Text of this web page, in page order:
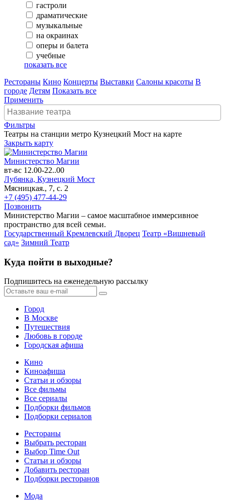
гастроли
драматические
музыкальные
на окраинах
оперы и балета
учебные
показать все
Рестораны Кино Концерты Выставки Салоны красоты В
городе Детям Показать все
Применить
Фильтры
Театры на станции метро Кузнецкий Мост на карте
Закрыть карту
Министерство Магии
вт-вс 12.00-22..00
Лубянка, Кузнецкий Мост
Мясницкая., 7, с. 2
+7 (495) 477-44-29
Позвонить
Министерство Магии – самое масштабное иммерсивное
пространство для всей семьи.
Государственный Кремлевский Дворец Театр «Вишневый
сад» Зимний Театр
Куда пойти в выходные?
Подпишитесь на еженедельную рассылку
Город
В Москве
Путешествия
Любовь в городе
Городская афиша
Кино
Киноафиша
Статьи и обзоры
Все фильмы
Все сериалы
Подборки фильмов
Подборки сериалов
Рестораны
Выбрать ресторан
Выбор Time Out
Статьи и обзоры
Добавить ресторан
Подборки ресторанов
Мода